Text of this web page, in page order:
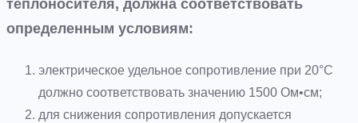
теплоносителя, должна соответствовать
определенным условиям:
электрическое удельное сопротивление при 20°С
должно соответствовать значению 1500 Ом•см;
для снижения сопротивления допускается